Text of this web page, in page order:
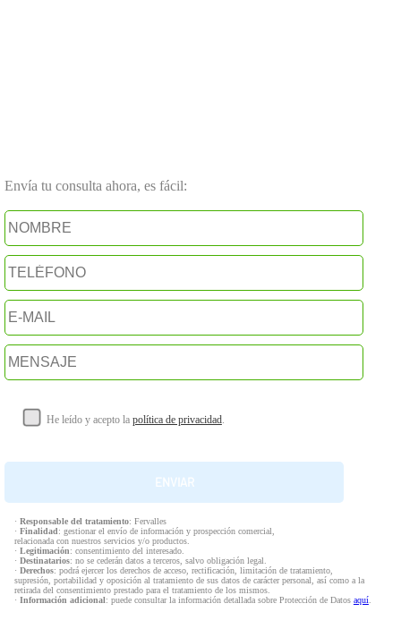
Envía tu consulta ahora, es fácil:
He leído y acepto la política de privacidad.
· Responsable del tratamiento: Fervalles
· Finalidad: gestionar el envío de información y prospección comercial,
relacionada con nuestros servicios y/o productos.
· Legitimación: consentimiento del interesado.
· Destinatarios: no se cederán datos a terceros, salvo obligación legal.
· Derechos: podrá ejercer los derechos de acceso, rectificación, limitación de tratamiento,
supresión, portabilidad y oposición al tratamiento de sus datos de carácter personal, así como a la
retirada del consentimiento prestado para el tratamiento de los mismos.
· Información adicional: puede consultar la información detallada sobre Protección de Datos aquí.